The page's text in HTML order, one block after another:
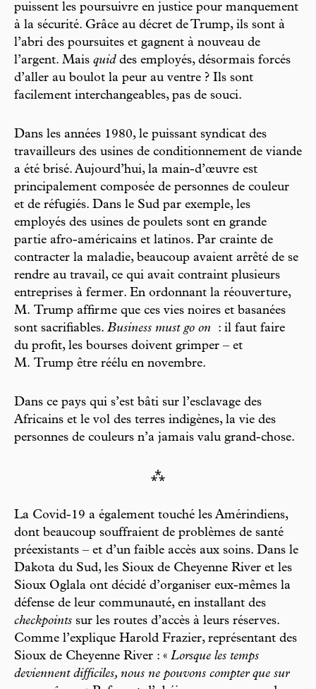
puissent les poursuivre en justice pour manquement
à la sécurité. Grâce au décret de Trump, ils sont à
l’abri des poursuites et gagnent à nouveau de
l’argent. Mais quiddes employés, désormais forcés
d’aller au boulot la peur au ventre ? Ils sont
facilement interchangeables, pas de souci.
Dans les années 1980, le puissant syndicat des
travailleurs des usines de conditionnement de viande
a été brisé. Aujourd’hui, la main-d’œuvre est
principalement composée de personnes de couleur
et de réfugiés. Dans le Sud par exemple, les
employés des usines de poulets sont en grande
partie afro-américains et latinos. Par crainte de
contracter la maladie, beaucoup avaient arrêté de se
rendre au travail, ce qui avait contraint plusieurs
entreprises à fermer. En ordonnant la réouverture,
M. Trump affirme que ces vies noires et basanées
sont sacrifiables. Business must go on
: il faut faire
du profit, les bourses doivent grimper – et
M. Trump être réélu en novembre.
Dans ce pays qui s’est bâti sur l’esclavage des
Africains et le vol des terres indigènes, la vie des
personnes de couleurs n’a jamais valu grand-chose.
⁂
La Covid-19 a également touché les Amérindiens,
dont beaucoup souffraient de problèmes de santé
préexistants – et d’un faible accès aux soins. Dans le
Dakota du Sud, les Sioux de Cheyenne River et les
Sioux Oglala ont décidé d’organiser eux-mêmes la
défense de leur communauté, en installant des
checkpoints sur les routes d’accès à leurs réserves.
Comme l’explique Harold Frazier, représentant des
Sioux de Cheyenne River : « Lorsque les temps
deviennent difficiles, nous ne pouvons compter que sur